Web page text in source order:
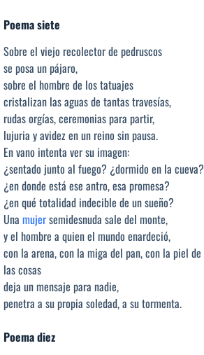
Poema siete
Sobre el viejo recolector de pedruscos
se posa un pájaro,
sobre el hombre de los tatuajes
cristalizan las aguas de tantas travesías,
rudas orgías, ceremonias para partir,
lujuria y avidez en un reino sin pausa.
En vano intenta ver su imagen:
¿sentado junto al fuego? ¿dormido en la cueva?
¿en donde está ese antro, esa promesa?
¿en qué totalidad indecible de un sueño?
Una mujersemidesnuda sale del monte,
y el hombre a quien el mundo enardeció,
con la arena, con la miga del pan, con la piel de
las cosas
deja un mensaje para nadie,
penetra a su propia soledad, a su tormenta.
Poema diez